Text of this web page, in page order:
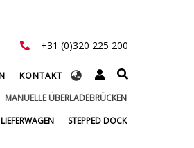
+31 (0)320 225 200
KONTAKT
MANUELLE ÜBERLADEBRÜCKEN
STEPPED DOCK